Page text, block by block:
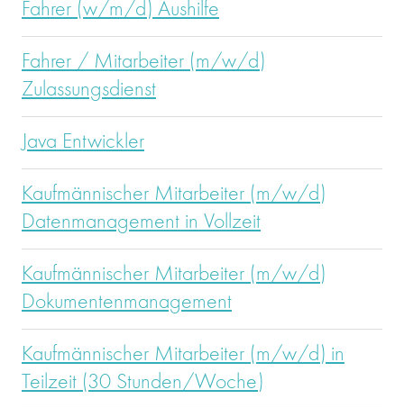
Fahrer (w/m/d) Aushilfe
Fahrer / Mitarbeiter (m/w/d)
Zulassungsdienst
Java Entwickler
Kaufmännischer Mitarbeiter (m/w/d)
Datenmanagement in Vollzeit
Kaufmännischer Mitarbeiter (m/w/d)
Dokumentenmanagement
Kaufmännischer Mitarbeiter (m/w/d) in
Teilzeit (30 Stunden/Woche)